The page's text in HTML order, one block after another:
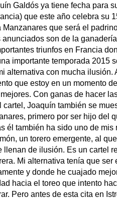
Galdós ya tiene fecha para
que este año celebra su
Manzanares que será el
anunciados son de la
triunfos en Francia
importante temporada 2015
alternativa con mucha
que estoy en un momento
Con ganas de hacer
cartel, Joaquín también se
primero por ser hijo del
él también ha sido uno de
un torero emergente, al
llenan de ilusión. Es un cartel
Mi alternativa tenía que
y donde he cuajado
hacia el toreo que intento
Pero antes de esta cita en